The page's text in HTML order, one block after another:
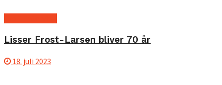
Lisser Frost-Larsen bliver 70 år
18. juli 2023